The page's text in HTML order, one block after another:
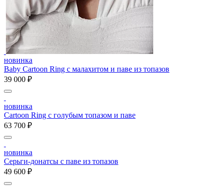
новинка
Baby Cartoon Ring с малахитом и паве из топазов
39 000 ₽
новинка
Cartoon Ring с голубым топазом и паве
63 700 ₽
новинка
Серьги-донатсы с паве из топазов
49 600 ₽